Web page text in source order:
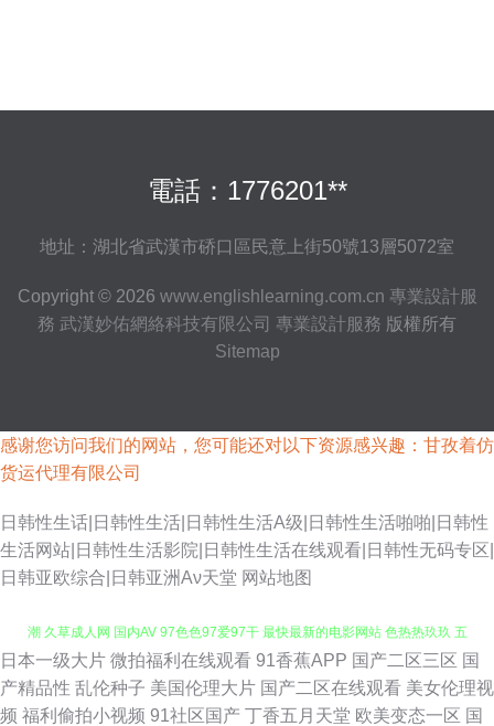
電話：1776201**
地址：湖北省武漢市硚口區民意上街50號13層5072室
Copyright © 2026 www.englishlearning.com.cn 專業設計服
務 武漢妙佑網絡科技有限公司 專業設計服務 版權所有
Sitemap
感谢您访问我们的网站，您可能还对以下资源感兴趣：甘孜着仿
货运代理有限公司
日韩性生话|日韩性生活|日韩性生活A级|日韩性生活啪啪|日韩性
生活网站|日韩性生活影院|日韩性生活在线观看|日韩性无码专区|
日韩亚欧综合|日韩亚洲Αν天堂 网站地图
欧美在线久草 08影院在线 91影视网卡颜 网址大全免费播放 日本伪娘人妖高
日本一级大片 微拍福利在线观看 91香蕉APP 国产二区三区 国
产精品性 乱伦种子 美国伦理大片 国产二区在线观看 美女伦理视
频 福利偷拍小视频 91社区国产 丁香五月天堂 欧美变态一区 国